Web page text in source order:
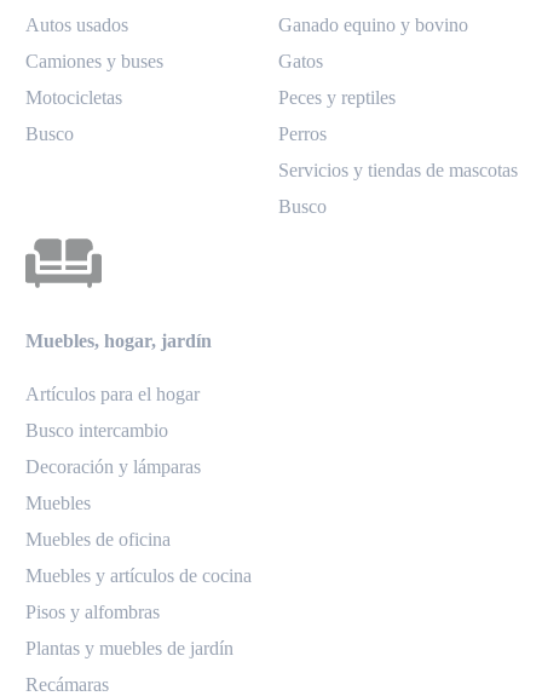
Autos usados
Camiones y buses
Motocicletas
Busco
Ganado equino y bovino
Gatos
Peces y reptiles
Perros
Servicios y tiendas de mascotas
Busco
Muebles, hogar, jardín
Artículos para el hogar
Busco intercambio
Decoración y lámparas
Muebles
Muebles de oficina
Muebles y artículos de cocina
Pisos y alfombras
Plantas y muebles de jardín
Recámaras